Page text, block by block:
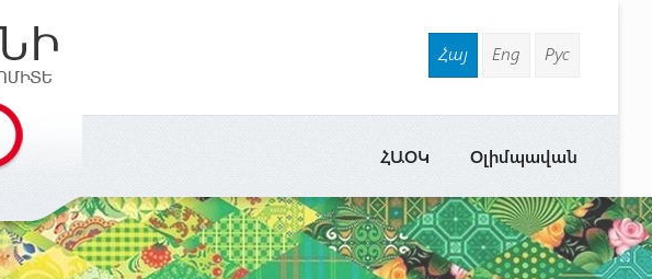
Հայ Eng Рус
Օլիմպավան
ՀԱՕԿ